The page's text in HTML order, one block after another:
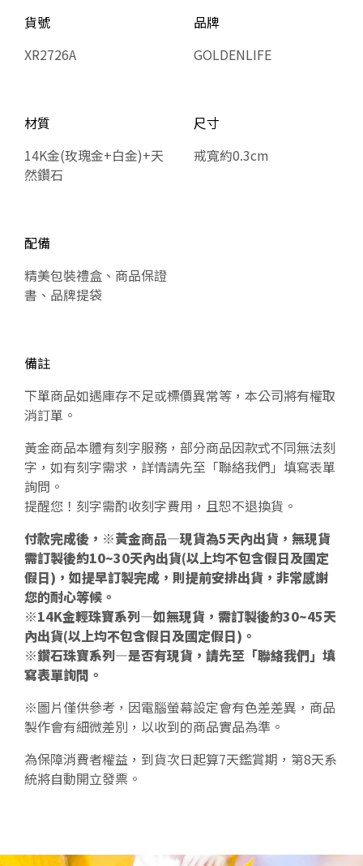
貨號
XR2726A
品牌
GOLDENLIFE
材質
14K金(玫瑰金+白金)+天
然鑽石
尺寸
戒寬約0.3cm
配備
精美包裝禮盒、商品保證
書、品牌提袋
備註
下單商品如遇庫存不足或標價異常等，本公司將有權取
消訂單。
黃金商品本體有刻字服務，部分商品因款式不同無法刻
字，如有刻字需求，詳情請先至「聯絡我們」填寫表單
詢問。
提醒您！刻字需酌收刻字費用，且恕不退換貨。
付款完成後，※黃金商品—現貨為5天內出貨，無現貨
需訂製後約10~30天內出貨(以上均不包含假日及國定
假日)，如提早訂製完成，則提前安排出貨，非常感謝
您的耐心等候。
※14K金輕珠寶系列—如無現貨，需訂製後約30~45天
內出貨(以上均不包含假日及國定假日)。
※鑽石珠寶系列—是否有現貨，請先至「聯絡我們」填
寫表單詢問。
※圖片僅供參考，因電腦螢幕設定會有色差差異，商品
製作會有細微差別，以收到的商品實品為準。
為保障消費者權益，到貨次日起算7天鑑賞期，第8天系
統將自動開立發票。